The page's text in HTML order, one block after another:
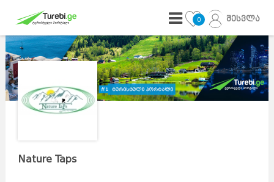
0 შესვლა
Nature Taps